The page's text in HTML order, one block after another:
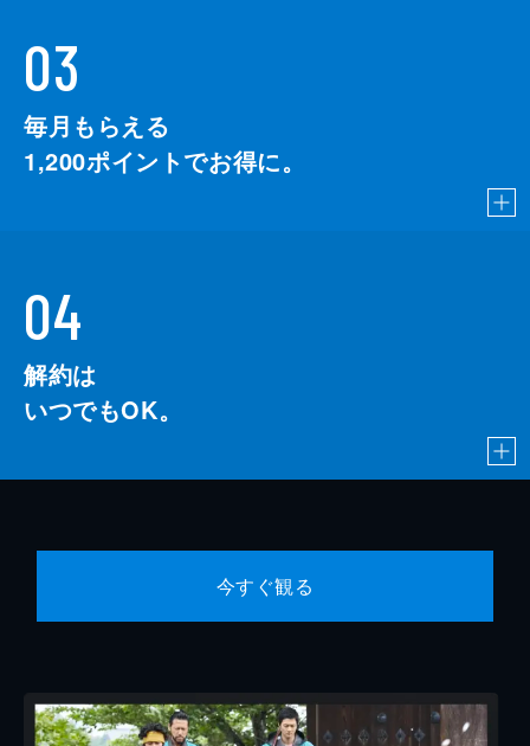
03
毎月もらえる
1,200ポイントでお得に。
04
解約は
いつでもOK。
今すぐ観る